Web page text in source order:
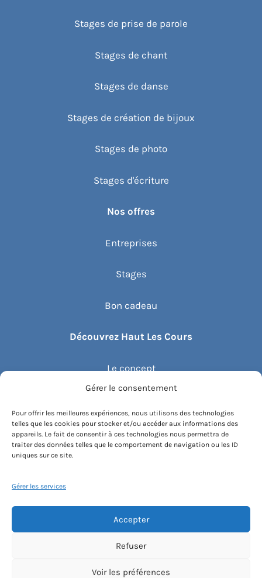
Gérer le consentement
Pour offrir les meilleures expériences, nous utilisons des technologies
telles que les cookies pour stocker et/ou accéder aux informations des
appareils. Le fait de consentir à ces technologies nous permettra de
traiter des données telles que le comportement de navigation ou les ID
uniques sur ce site.
Gérer les services
Accepter
Refuser
Voir les préférences
Stages de prise de parole
Stages de chant
Stages de danse
Stages de création de bijoux
Stages de photo
Stages d'écriture
Nos offres
Entreprises
Stages
Bon cadeau
Découvrez Haut Les Cours
Le concept
Blog
Conditions générales de vente
Mentions légales
Politique de cookies